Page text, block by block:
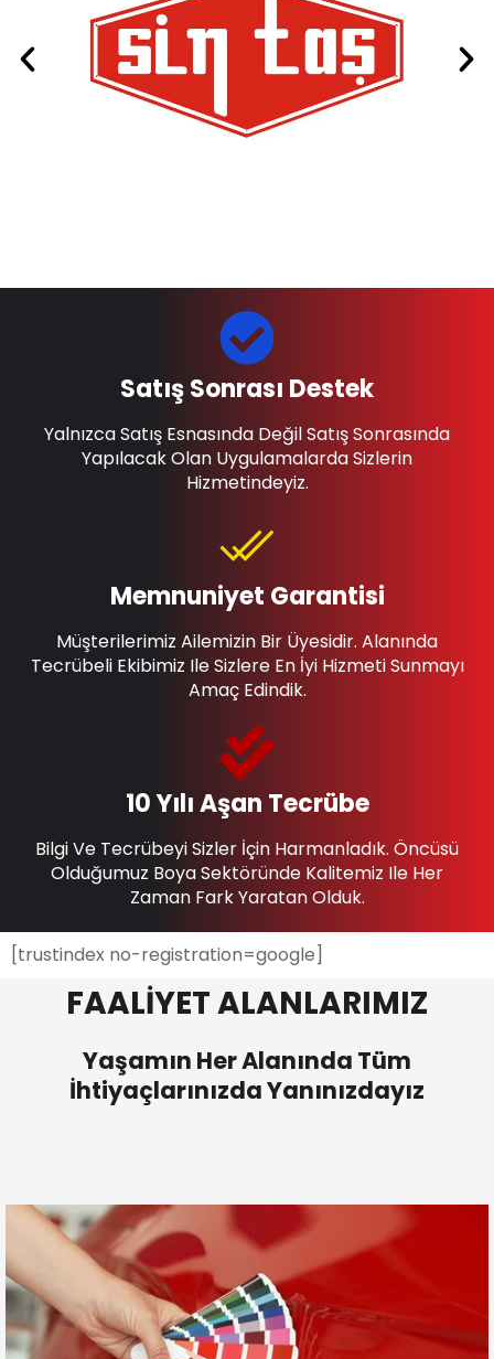
10 Yılı Aşan Tecrübe
Bilgi Ve Tecrübeyi Sizler İçin Harmanladık. Öncüsü
Olduğumuz Boya Sektöründe Kalitemiz Ile Her
Zaman Fark Yaratan Olduk.
Memnuniyet Garantisi
Müşterilerimiz Ailemizin Bir Üyesidir. Alanında
Tecrübeli Ekibimiz Ile Sizlere En İyi Hizmeti Sunmayı
Amaç Edindik.
Satış Sonrası Destek
Yalnızca Satış Esnasında Değil Satış Sonrasında
Yapılacak Olan Uygulamalarda Sizlerin
Hizmetindeyiz.
[trustindex no-registration=google]
FAALİYET ALANLARIMIZ
Yaşamın Her Alanında Tüm
İhtiyaçlarınızda Yanınızdayız